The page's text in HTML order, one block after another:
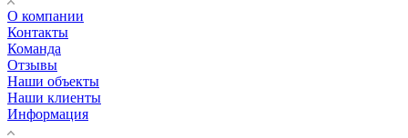
О компании
Контакты
Команда
Отзывы
Наши объекты
Наши клиенты
Информация